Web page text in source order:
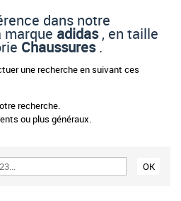
dans notre
marque adidas, en taille
Chaussures.
une recherche en suivant ces
recherche.
ou plus généraux.